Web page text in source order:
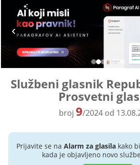
Službeni glasnik
Prosvetni
broj9/2024 od
Prijavite se na Alarm za glasilakako
kada je objavljeno novo